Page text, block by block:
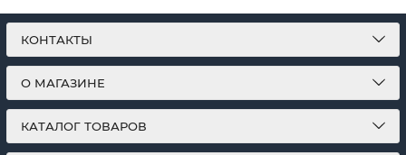
КОНТАКТЫ
О МАГАЗИНЕ
КАТАЛОГ ТОВАРОВ